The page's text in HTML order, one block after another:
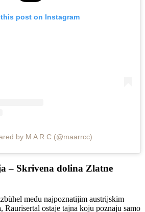
post on Instagram
by M A R C (@maarrcc)
– Skrivena dolina Zlatne
među najpoznatijim austrijskim
Raurisertal ostaje tajna koju poznaju samo